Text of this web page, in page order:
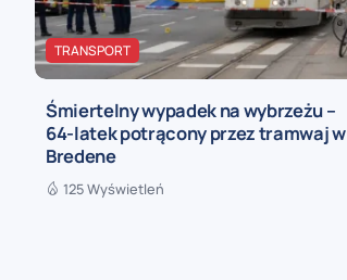
TRANSPORT
Śmiertelny wypadek na wybrzeżu –
64-latek potrącony przez tramwaj w
Bredene
125 Wyświetleń